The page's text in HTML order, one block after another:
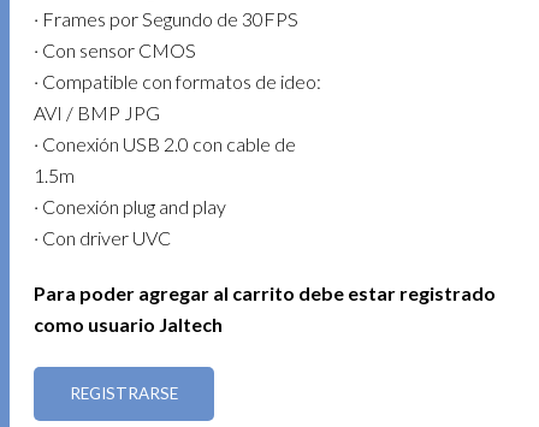
· Frames por Segundo de 30FPS
· Con sensor CMOS
· Compatible con formatos de ideo:
AVI / BMP JPG
· Conexión USB 2.0 con cable de
1.5m
· Conexión plug and play
· Con driver UVC
Para poder agregar al carrito debe estar registrado
como usuario Jaltech
REGISTRARSE